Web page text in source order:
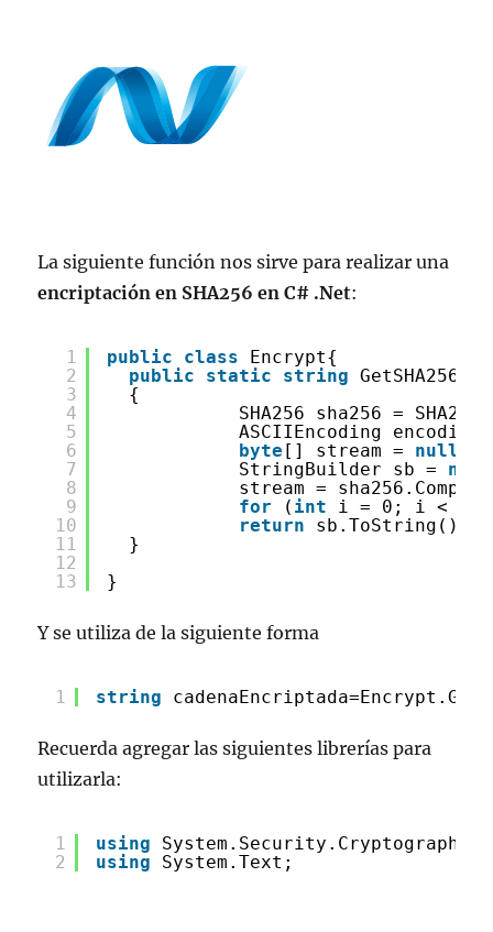
La siguiente función nos sirve para realizar una
encriptación en SHA256 en C# .Net:
1
2
3
4
5
6
7
8
9
10
11
12
13
public class
Encrypt{
public
static string GetSHA256(
{
SHA256 sha256 =
ASCIIEncoding
byte [] stream = null
StringBuilder sb = new
stream =
for
( int
i = 0; i <
return
sb.ToString();
}
}
Y se utiliza de la siguiente forma
1 string
Recuerda agregar las siguientes librerías para
utilizarla:
1
2
using
System.Security.Cryptography;
using
System.Text;